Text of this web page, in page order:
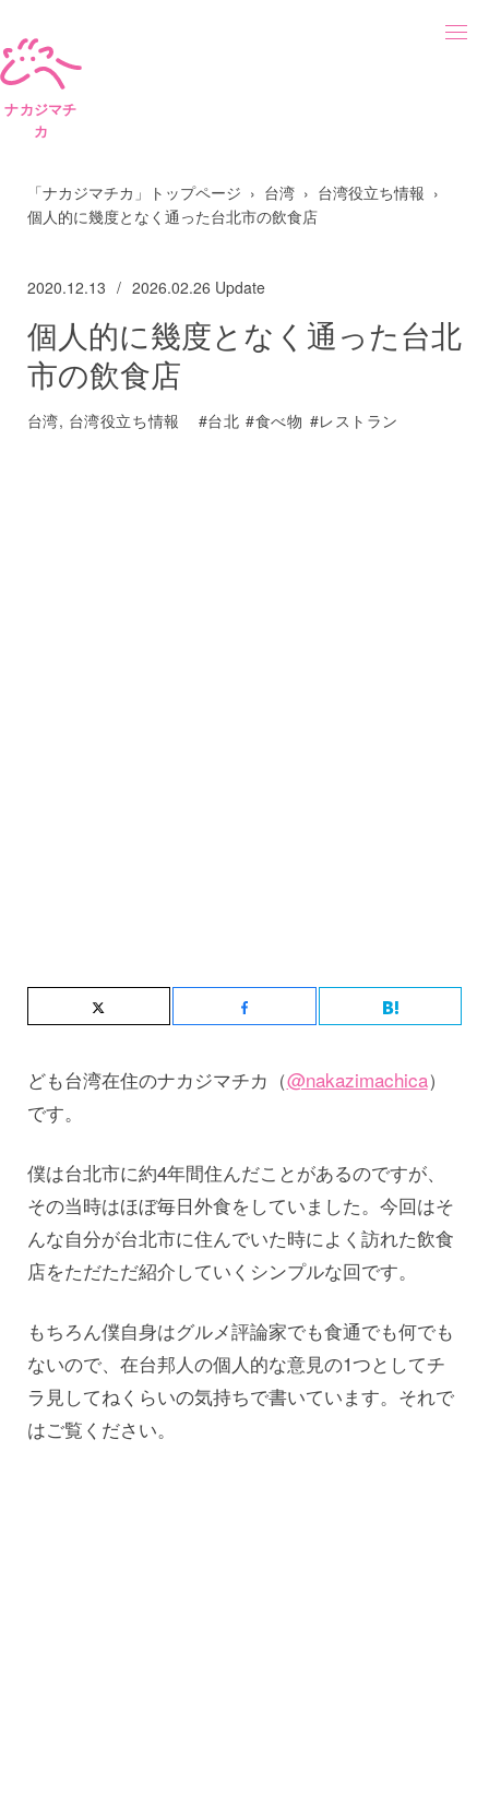
ナカジマチ
カ
「ナカジマチカ」トップページ 台湾
台湾役立ち情報
個人的に幾度となく通った台北市の飲食店
2020.12.13 2026.02.26 Update
個人的に幾度となく通った台北
市の飲食店
台湾, 台湾役立ち情報 台北 食べ物 レストラン
ども台湾在住のナカジマチカ（@nakazimachica）
です。
僕は台北市に約4年間住んだことがあるのですが、
その当時はほぼ毎日外食をしていました。今回はそ
んな自分が台北市に住んでいた時によく訪れた飲食
店をただただ紹介していくシンプルな回です。
もちろん僕自身はグルメ評論家でも食通でも何でも
ないので、在台邦人の個人的な意見の1つとしてチ
ラ見してねくらいの気持ちで書いています。それで
はご覧ください。